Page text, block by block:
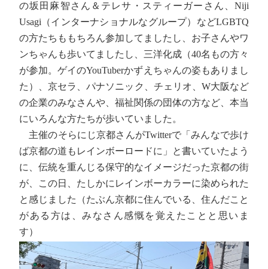
の坂田麻智さん＆テレサ・スティーガーさん、Niji
Usagi（インターナショナルなグループ）などLGBTQ
の方たちももちろん参加してましたし、お子さんやワ
ンちゃんも歩いてましたし、三洋化成（40名もの方々
が参加。ゲイのYouTuberかずえちゃんの姿もありまし
た）、京セラ、パナソニック、チェリオ、W大阪など
の企業のみなさんや、福祉関係の団体の方など、本当
にいろんな方たちが歩いていました。
主催のそらにじ京都さんがTwitterで「みんなで歩け
ば京都の道もレインボーロードに」と書いていたよう
に、伝統を重んじる保守的なイメージだった京都の街
が、この日、たしかにレインボーカラーに染められた
と感じました（たぶん京都に住んでいる、住んだこと
がある方は、みなさん感慨を覚えたことと思いま
す）